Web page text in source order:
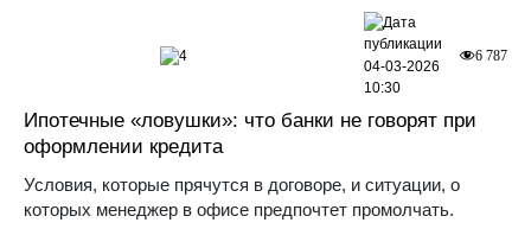
Ипотечные «ловушки»: что банки не говорят при
оформлении кредита
Условия, которые прячутся в договоре, и ситуации, о
которых менеджер в офисе предпочтет промолчать.
4 6 787
04-03-2026
10:30